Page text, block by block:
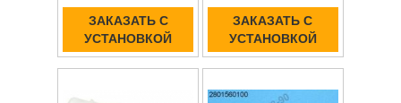
ЗАКАЗАТЬ С
УСТАНОВКОЙ
ЗАКАЗАТЬ С
УСТАНОВКОЙ